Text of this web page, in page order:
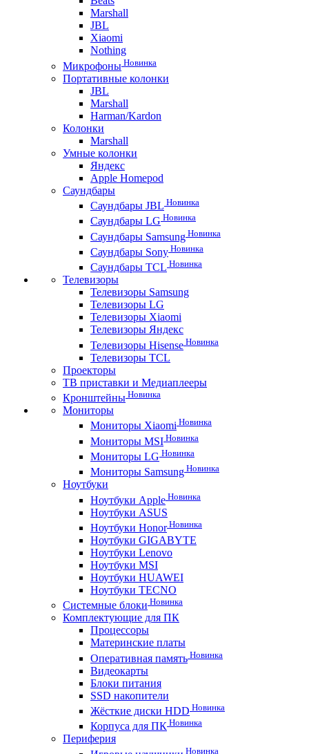
Marshall
JBL
Xiaomi
Nothing
Микрофоны Новинка
Портативные колонки
JBL
Marshall
Harman/Kardon
Колонки
Marshall
Умные колонки
Яндекс
Apple Homepod
Саундбары
Саундбары JBL Новинка
Саундбары LG Новинка
Саундбары Samsung Новинка
Саундбары Sony Новинка
Саундбары TCL Новинка
Телевизоры
Телевизоры Samsung
Телевизоры LG
Телевизоры Xiaomi
Телевизоры Яндекс
Телевизоры Hisense Новинка
Телевизоры TCL
Проекторы
ТВ приставки и Медиаплееры
Кронштейны Новинка
Мониторы
Мониторы Xiaomi Новинка
Мониторы MSI Новинка
Мониторы LG Новинка
Мониторы Samsung Новинка
Ноутбуки
Ноутбуки Apple Новинка
Ноутбуки ASUS
Ноутбуки HonorНовинка
Ноутбуки GIGABYTE
Ноутбуки Lenovo
Ноутбуки MSI
Ноутбуки HUAWEI
Ноутбуки TECNO
Системные блоки Новинка
Комплектующие для ПК
Процессоры
Материнские платы
Оперативная память Новинка
Видеокарты
Блоки питания
SSD накопители
Жёсткие диски HDD Новинка
Корпуса для ПК Новинка
Периферия
Новинка